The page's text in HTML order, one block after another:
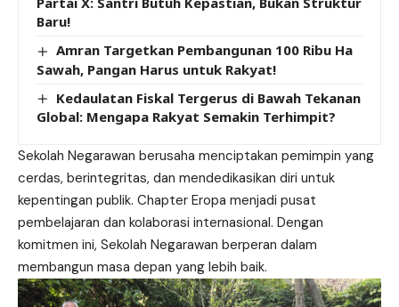
Baru!
Amran Targetkan Pembangunan 100 Ribu Ha
Sawah, Pangan Harus untuk Rakyat!
Kedaulatan Fiskal Tergerus di Bawah Tekanan
Global: Mengapa Rakyat Semakin Terhimpit?
Sekolah Negarawan berusaha menciptakan pemimpin yang
cerdas, berintegritas, dan mendedikasikan diri untuk
kepentingan publik. Chapter Eropa menjadi pusat
pembelajaran dan kolaborasi internasional. Dengan
komitmen ini, Sekolah Negarawan berperan dalam
membangun masa depan yang lebih baik.